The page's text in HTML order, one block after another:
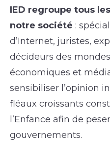
IED regroupe tous
notre société :
d’Internet, juristes,
décideurs des
économiques et
sensibiliser l’opinion
fléaux croissants
l’Enfance afin de
gouvernements.